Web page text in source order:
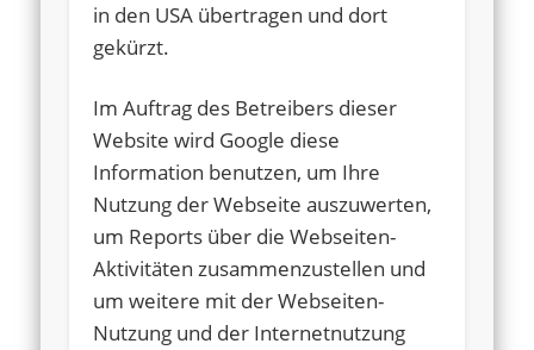
in den USA übertragen und dort
gekürzt.
Im Auftrag des Betreibers dieser
Website wird Google diese
Information benutzen, um Ihre
Nutzung der Webseite auszuwerten,
um Reports über die Webseiten-
Aktivitäten zusammenzustellen und
um weitere mit der Webseiten-
Nutzung und der Internetnutzung